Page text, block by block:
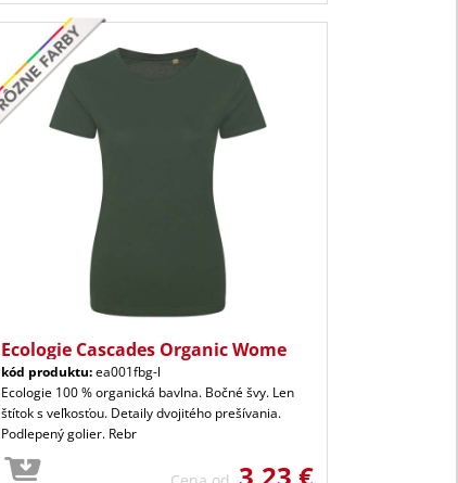
Ecologie Cascades Organic Wome
kód produktu:ea001fbg-l
Ecologie 100 % organická bavlna. Bočné švy. Len
štítok s veľkosťou. Detaily dvojitého prešívania.
Podlepený golier. Rebr